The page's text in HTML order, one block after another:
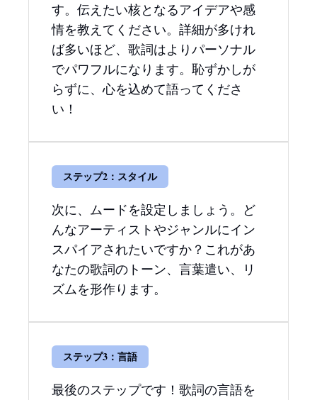
す。伝えたい核となるアイデアや感
情を教えてください。詳細が多けれ
ば多いほど、歌詞はよりパーソナル
でパワフルになります。恥ずかしが
らずに、心を込めて語ってくださ
い！
ステップ2：スタイル
次に、ムードを設定しましょう。ど
んなアーティストやジャンルにイン
スパイアされたいですか？これがあ
なたの歌詞のトーン、言葉遣い、リ
ズムを形作ります。
ステップ3：言語
最後のステップです！歌詞の言語を